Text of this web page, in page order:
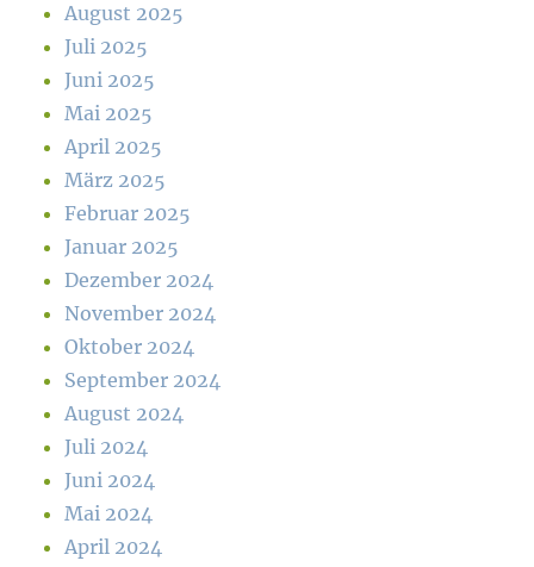
August 2025
Juli 2025
Juni 2025
Mai 2025
April 2025
März 2025
Februar 2025
Januar 2025
Dezember 2024
November 2024
Oktober 2024
September 2024
August 2024
Juli 2024
Juni 2024
Mai 2024
April 2024